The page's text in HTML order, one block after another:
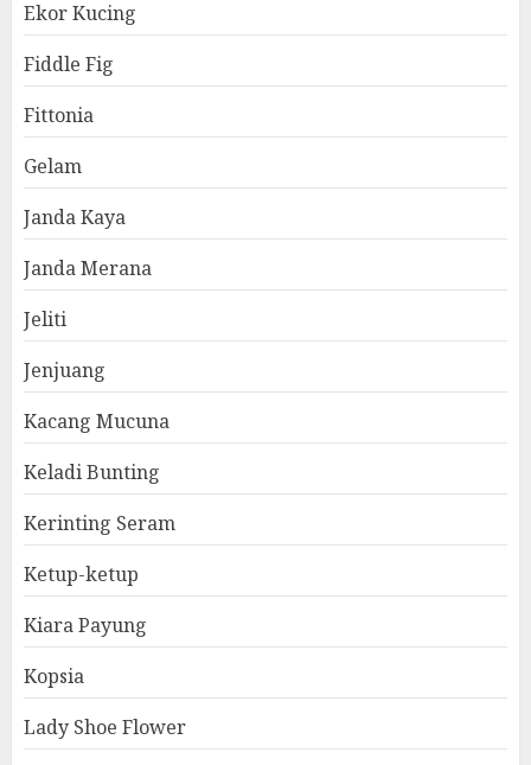
Ekor Kucing
Fiddle Fig
Fittonia
Gelam
Janda Kaya
Janda Merana
Jeliti
Jenjuang
Kacang Mucuna
Keladi Bunting
Kerinting Seram
Ketup-ketup
Kiara Payung
Kopsia
Lady Shoe Flower